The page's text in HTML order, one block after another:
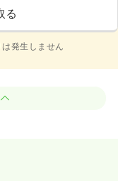
る
発生しません